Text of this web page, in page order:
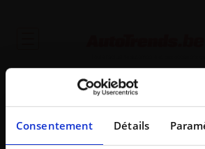
Consentement Détails